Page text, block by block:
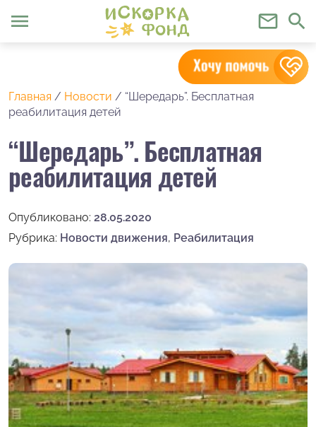
menu mail_outline search
Главная / Новости / “Шередарь”. Бесплатная
реабилитация детей
“Шередарь”. Бесплатная
реабилитация детей
Опубликовано: 28.05.2020
Рубрика: Новости движения, Реабилитация